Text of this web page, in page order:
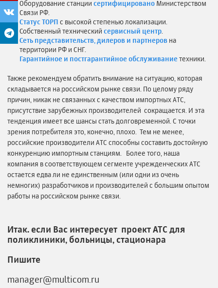
Оборудование станции сертифицировано Министерством
Связи РФ.
Статус ТОРП с высокой степенью локализации.
Собственный технический сервисный центр
Сеть представительств, дилеров и партнеров на
территории РФ и СНГ.
Гарантийное и постгарантийное обслуживаниетехники.
Также рекомендуем обратить внимание на ситуацию, которая
складывается на российском рынке связи. По целому ряду
причин, никак не связанных с качеством импортных АТС,
присутствие зарубежных производителей сокращается. И эта
тенденция имеет все шансы стать долговременной. С точки
зрения потребителя это, конечно, плохо. Тем не менее,
российские производители АТС способны составить достойную
конкуренцию импортным станциям. Более того, наша
компания в соответствующем сегменте учрежденческих АТС
остается едва ли не единственным (или одни из очень
немногих) разработчиков и производителей с большим опытом
работы на российском рынке связи.
Итак. если Вас интересует проект АТС для
поликлиники, больницы, стационара
Пишите
manager@multicom.ru